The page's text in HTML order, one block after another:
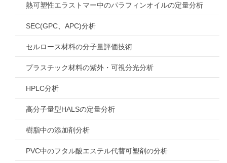
熱可塑性エラストマー中のパラフィンオイルの定量分析
SEC(GPC、APC)分析
セルロース材料の分子量評価技術
プラスチック材料の紫外・可視分光分析
HPLC分析
高分子量型HALSの定量分析
樹脂中の添加剤分析
PVC中のフタル酸エステル代替可塑剤の分析